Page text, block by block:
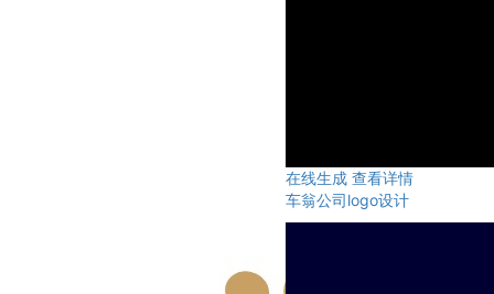
在线生成 查看详情
车翁公司logo设计